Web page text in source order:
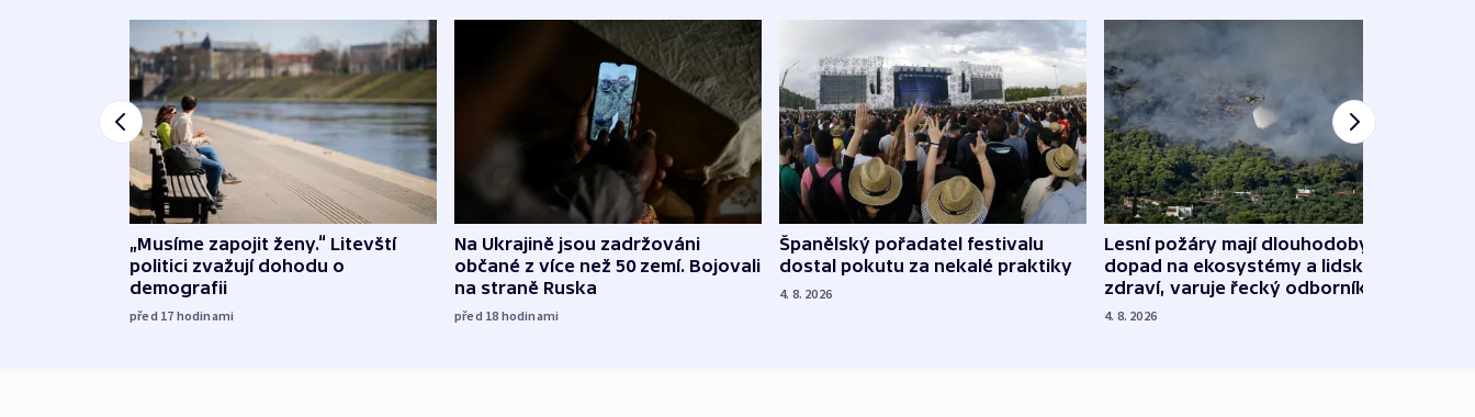
„Musíme zapojit ženy.“ Litevští
politici zvažují dohodu o
demografii
před 17 hodinami
Na Ukrajině jsou zadržováni
občané z více než 50 zemí. Bojovali
na straně Ruska
před 18 hodinami
Španělský pořadatel festivalu
dostal pokutu za nekalé praktiky
4. 8. 2026
Lesní požáry mají dlouhodobý
dopad na ekosystémy a lidské
zdraví, varuje řecký odborník
4. 8. 2026